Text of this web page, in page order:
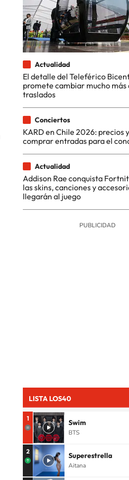
Actualidad
El detalle del Teleférico
promete cambiar mucho más
traslados
Conciertos
KARD en Chile 2026: precios
comprar entradas para el
Actualidad
Addison Rae conquista
las skins, canciones y
llegarán al juego
LISTA LOS40
1 Swim
BTS
2 Superestrella
Aitana